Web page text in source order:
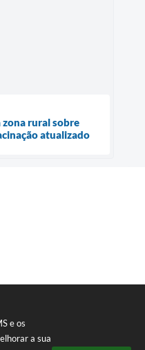
e os
a sua
rural sobre
atualizado